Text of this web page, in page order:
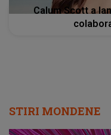
Calum Scott a
STIRI MONDENE